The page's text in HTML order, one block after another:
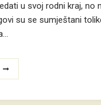
u svoj rodni kraj, no
su se sumještani